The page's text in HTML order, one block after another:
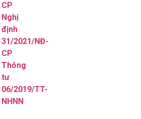
CP
Nghị
định
31/2021/NĐ-
CP
Thông
tư
06/2019/TT-
NHNN